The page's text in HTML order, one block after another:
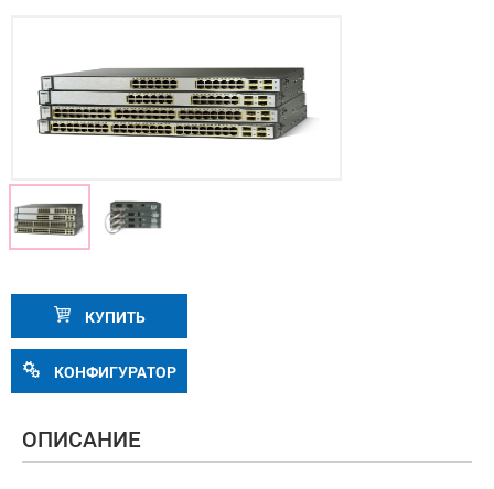
КУПИТЬ
КОНФИГУРАТОР
ОПИСАНИЕ